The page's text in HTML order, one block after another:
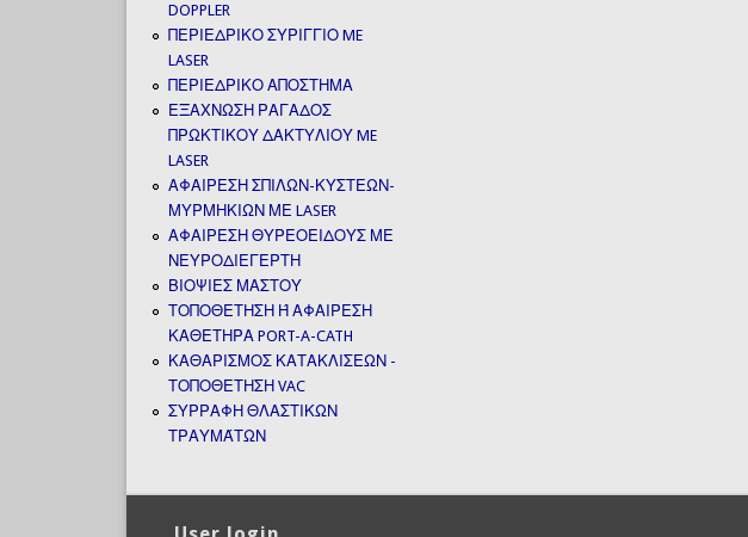
DOPPLER
ΠΕΡΙΕΔΡΙΚΟ ΣΥΡΙΓΓΙΟ ME
LASER
ΠΕΡΙΕΔΡΙΚΟ ΑΠΟΣΤΗΜΑ
ΕΞΑΧΝΩΣΗ ΡΑΓΑΔΟΣ
ΠΡΩΚΤΙΚΟΥ ΔΑΚΤΥΛΙΟΥ ME
LASER
ΑΦΑΙΡΕΣΗ ΣΠΙΛΩΝ-ΚΥΣΤΕΩΝ-
ΜΥΡΜΗΚΙΩΝ ΜΕ LASER
ΑΦΑΙΡΕΣΗ ΘΥΡΕΟΕΙΔΟΥΣ ΜΕ
ΝΕΥΡΟΔΙΕΓΕΡΤΗ
ΒΙΟΨΙΕΣ ΜΑΣΤΟΥ
ΤΟΠΟΘΕΤΗΣΗ Ή ΑΦΑΙΡΕΣΗ
ΚΑΘΕΤΗΡΑ PORT-A-CATH
ΚΑΘΑΡΙΣΜΟΣ ΚΑΤΑΚΛΙΣΕΩΝ -
ΤΟΠΟΘΕΤΗΣΗ VAC
ΣΥΡΡΑΦΗ ΘΛΑΣΤΙΚΩΝ
ΤΡΑΥΜΆΤΩΝ